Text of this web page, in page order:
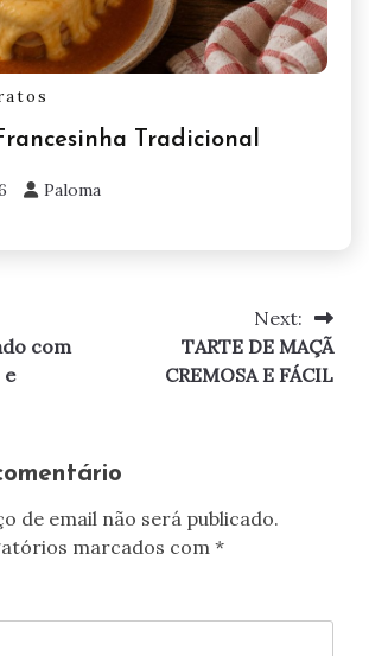
Tradicional
Paloma
com
e
Next:
TARTE DE MAÇÃ
CREMOSA E FÁCIL
de email não será publicado.
marcados com *